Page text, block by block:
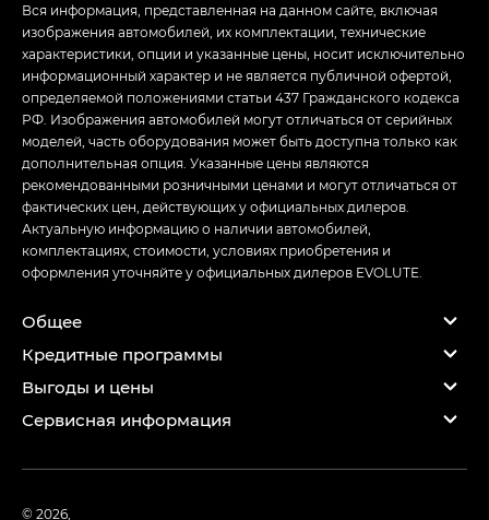
Вся информация, представленная на данном сайте, включая
изображения автомобилей, их комплектации, технические
характеристики, опции и указанные цены, носит исключительно
информационный характер и не является публичной офертой,
определяемой положениями статьи 437 Гражданского кодекса
РФ. Изображения автомобилей могут отличаться от серийных
моделей, часть оборудования может быть доступна только как
дополнительная опция. Указанные цены являются
рекомендованными розничными ценами и могут отличаться от
фактических цен, действующих у официальных дилеров.
Актуальную информацию о наличии автомобилей,
комплектациях, стоимости, условиях приобретения и
оформления уточняйте у официальных дилеров EVOLUTE.
Общее
Кредитные программы
Выгоды и цены
Сервисная информация
© 2026,